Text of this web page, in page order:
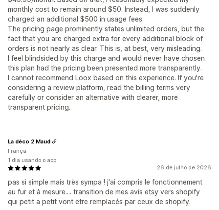
monthly cost to remain around $50. Instead, I was suddenly
charged an additional $500 in usage fees.
The pricing page prominently states unlimited orders, but the
fact that you are charged extra for every additional block of
orders is not nearly as clear. This is, at best, very misleading.
I feel blindsided by this charge and would never have chosen
this plan had the pricing been presented more transparently.
I cannot recommend Loox based on this experience. If you're
considering a review platform, read the billing terms very
carefully or consider an alternative with clearer, more
transparent pricing.
26 de julho de 2026
pas si simple mais très sympa ! j'ai compris le fonctionnement
au fur et à mesure.... transition de mes avis etsy vers shopify
qui petit a petit vont etre remplacés par ceux de shopify.
La déco 2 Maud
França
1 dia usando o app